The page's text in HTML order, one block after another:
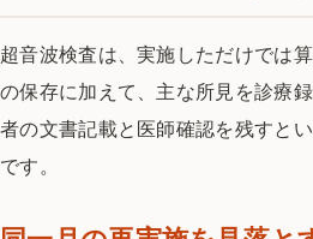
超音波検査は、実施しただけでは
の保存に加えて、主な所見を診療
者の文書記載と医師確認を残すと
です。